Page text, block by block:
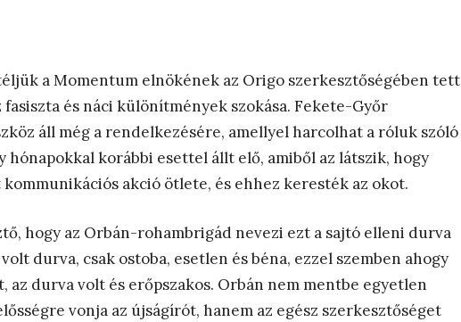
a Momentum elnökének az Origo szerkesztőségében tett
fasiszta és náci különítmények szokása. Fekete-Győr
áll még a rendelkezésére, amellyel harcolhat a róluk szóló
hónapokkal korábbi esettel állt elő, amiből az látszik, hogy
akció ötlete, és ehhez keresték az okot.
hogy az Orbán-rohambrigád nevezi ezt a sajtó elleni durva
durva, csak ostoba, esetlen és béna, ezzel szemben ahogy
az durva volt és erőpszakos. Orbán nem mentbe egyetlen
vonja az újságírót, hanem az egész szerkesztőséget